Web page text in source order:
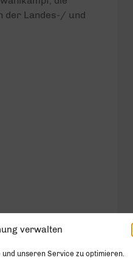
verwalten
unseren Service zu optimieren.
der Landes-/ und